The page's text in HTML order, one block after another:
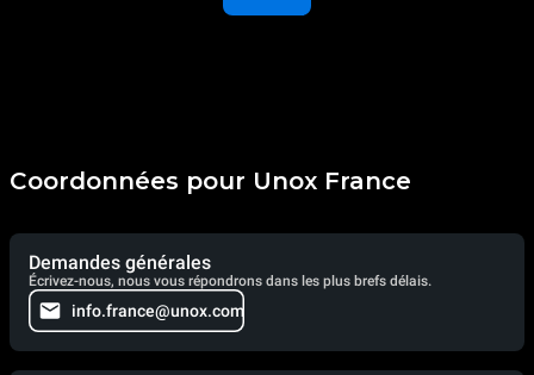
Coordonnées pour Unox France
Demandes générales
Écrivez-nous, nous vous répondrons dans les plus brefs délais.
info.france@unox.com